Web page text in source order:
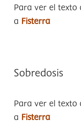
Para ver el texto
a Fisterra
Sobredosis
Para ver el texto
a Fisterra